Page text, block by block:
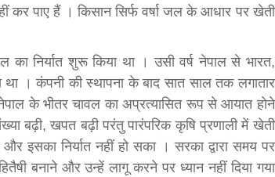
कर पाए हैं । किसान सिर्फ वर्षा जल के आधार पर खेती
निर्यात शुरू किया था । उसी वर्ष नेपाल से भारत,
था । कंपनी की स्थापना के बाद सात साल तक लगातार
के भीतर चावल का अप्रत्यासित रूप से आयात होने
बढ़ी, खपत बढ़ी परंतु पारंपरिक कृषि प्रणाली में खेती
निर्यात नहीं हो सका । सरका द्वारा समय पर
बनाने और उन्हें लागू करने पर ध्यान नहीं दिया गया
यज्ञ का हुआ आयोजन (फोटो सहित)
3 years ago
जनकपुरधाम/मिश्री लाल मधुकर। सीताराम विवाह पंचमी
महोत्सव के तीसरे दिन जानकी मंदिर के प्रांगण में धनुष यज्ञ
आयोजित किया गया। रंगभूमि मैदान में राजा विदेह...